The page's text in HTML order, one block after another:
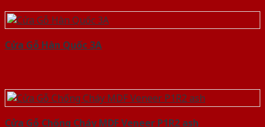
Cửa Gỗ Hàn Quốc 3A
Cửa Gỗ Chống Cháy MDF Veneer P1R2 ash